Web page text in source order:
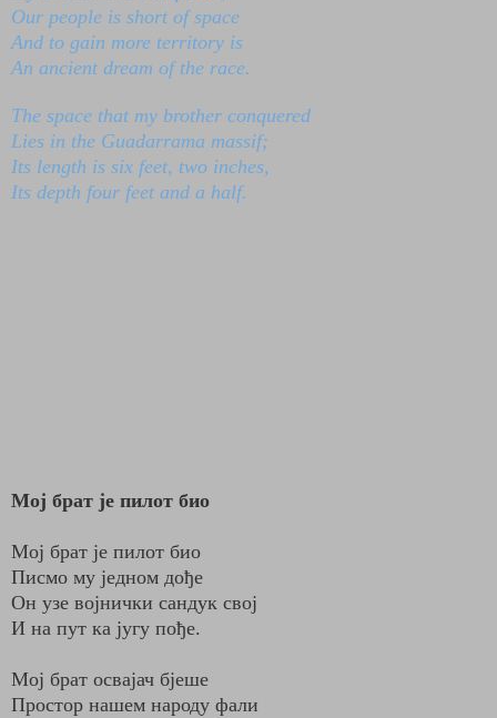
Our people is short of space
And to gain more territory is
An ancient dream of the race.
The space that my brother conquered
Lies in the Guadarrama massif;
Its length is six feet, two inches,
Its depth four feet and a half.
Мој брат је пилот био
Мој брат је пилот био
Писмо му једном дође
Он узе војнички сандук свој
И на пут ка југу пође.
Мој брат освајач бјеше
Простор нашем народу фали